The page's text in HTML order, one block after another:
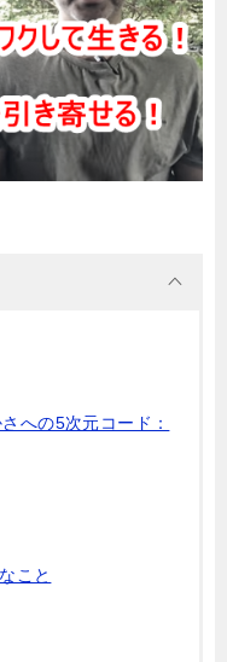
への5次元コード：
こと